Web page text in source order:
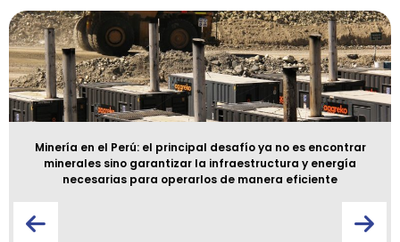
Minería en el Perú: el principal desafío ya no es encontrar
minerales sino garantizar la infraestructura y energía
necesarias para operarlos de manera eficiente